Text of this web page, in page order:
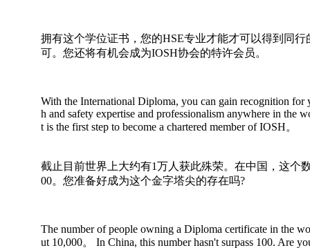
拥有这个学位证书，您的HSE专业才能才可以得到同行
可。您还将有机会成为IOSH协会的特许会员。
With the International Diploma, you can gain recognition for
h and safety expertise and professionalism anywhere in the
t is the first step to become a chartered member of IOSH。
截止目前世界上大约有1万人获此殊荣。在中国，这个
00。您准备好成为这个金字塔尖的存在吗?
The number of people owning a Diploma certificate in the
ut 10,000。 In China, this number hasn't surpass 100. Are